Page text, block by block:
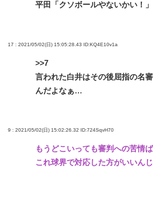
平田「クソボールやないかい！」
17 : 2021/05/02(日) 15:05:28.43 ID:KQ4E10v1a
>>7
言われた白井はその後屈指の名
んだよなぁ…
9 : 2021/05/02(日) 15:02:26.32 ID:724SqvH70
もうどこいっても審判への苦情
これ球界で対応した方がいいん